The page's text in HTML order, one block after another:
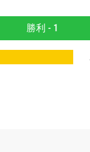
勝利 - 1